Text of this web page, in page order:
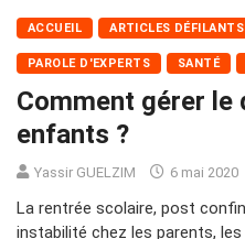
ACCUEIL ARTICLES DÉFILANTS
PAROLE D'EXPERTS SANTÉ
Comment gérer
enfants ?
Yassir GUELZIM 6 mai 2020
La rentrée scolaire, post
instabilité chez les parents,